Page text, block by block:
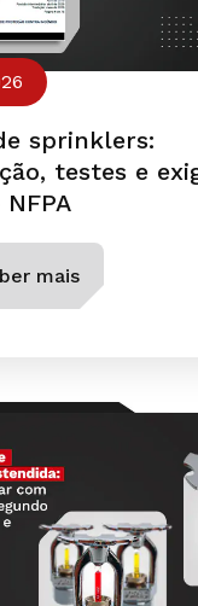
sprinklers:
testes e
mais